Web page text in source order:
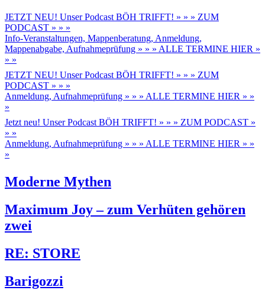
JETZT NEU! Unser Podcast BÖH TRIFFT! » » » ZUM
PODCAST » » »
Info-Veranstaltungen, Mappenberatung, Anmeldung,
Mappenabgabe, Aufnahmeprüfung » » » ALLE TERMINE HIER »
» »
JETZT NEU! Unser Podcast BÖH TRIFFT! » » » ZUM
PODCAST » » »
Anmeldung, Aufnahmeprüfung » » » ALLE TERMINE HIER » »
»
Jetzt neu! Unser Podcast BÖH TRIFFT! » » » ZUM PODCAST »
» »
Anmeldung, Aufnahmeprüfung » » » ALLE TERMINE HIER » »
»
Moderne Mythen
Maximum Joy – zum Verhüten gehören
zwei
RE: STORE
Barigozzi